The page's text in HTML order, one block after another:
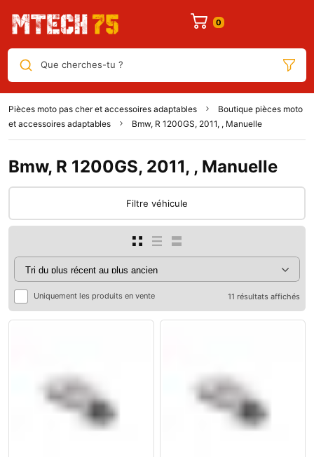
Que cherches-tu ?
Pièces moto pas cher et accessoires adaptables
Boutique pièces moto
et accessoires adaptables
Bmw, R 1200GS, 2011, , Manuelle
Bmw, R 1200GS, 2011, , Manuelle
Filtre véhicule
Uniquement les produits en vente 11 résultats affichés